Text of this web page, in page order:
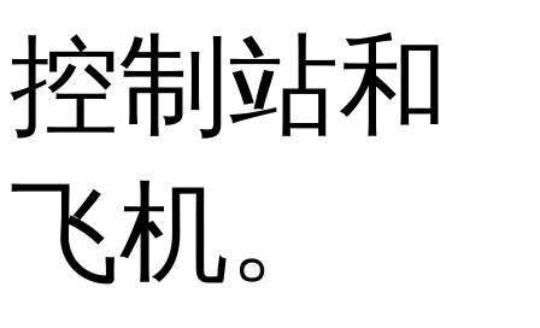
控制站和
飞机。